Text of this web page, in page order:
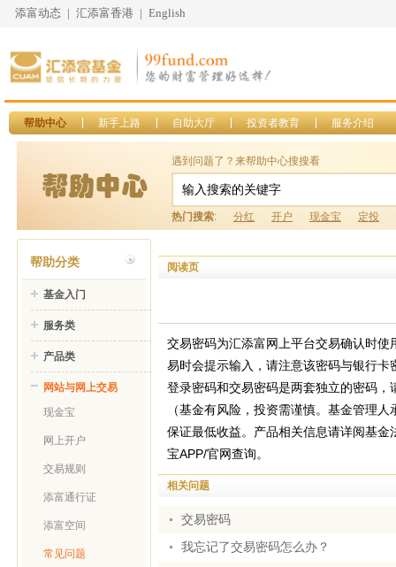
添富动态 | 汇添富香港 | English
帮助中心 新手上路 自助大厅 投资者教育 服务介绍
遇到问题了？来帮助中心搜搜看
热门搜索: 分红 开户 现金宝 定投
帮助分类
基金入门
服务类
产品类
网站与网上交易
现金宝
网上开户
交易规则
添富通行证
添富空间
常见问题
阅读页
交易密码为汇添富网上平台交易确认时
易时会提示输入，请注意该密码与银行卡
登录密码和交易密码是两套独立的密码，
（基金有风险，投资需谨慎。基金管理
保证最低收益。产品相关信息请详阅基
宝APP/官网查询。
相关问题
交易密码
我忘记了交易密码怎么办？